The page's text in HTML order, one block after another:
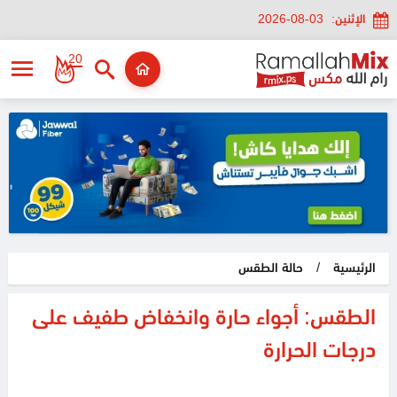
الإثنين: 2026-08-03
20
الرئيسية / حالة الطقس
الطقس: أجواء حارة وانخفاض طفيف على
درجات الحرارة